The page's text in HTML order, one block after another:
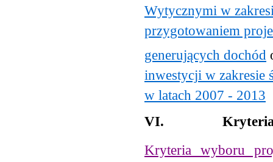
Wytycznymi w
przygotowaniem
generujących dochód
inwestycji w zakresie
w latach 2007 - 2013
VI.
Kryteria wyboru